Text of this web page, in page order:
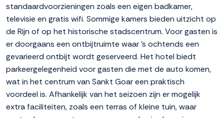
standaardvoorzieningen zoals een eigen badkamer,
televisie en gratis wifi. Sommige kamers bieden uitzicht op
de Rijn of op het historische stadscentrum. Voor gasten is
er doorgaans een ontbijtruimte waar 's ochtends een
gevarieerd ontbijt wordt geserveerd. Het hotel biedt
parkeergelegenheid voor gasten die met de auto komen,
wat in het centrum van Sankt Goar een praktisch
voordeel is. Afhankelijk van het seizoen zijn er mogelijk
extra faciliteiten, zoals een terras of kleine tuin, waar